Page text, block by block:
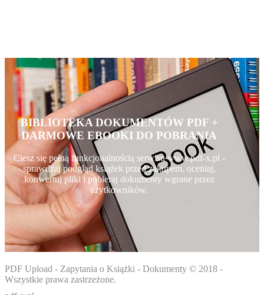
BIBLIOTEKA DOKUMENTÓW PDF +
DARMOWE EBOOKI DO POBRANIA
Ciesz się pełną funkcjonalnością serwisu www.pdf-x.pl -
sprawdzaj podgląd książek przed zakupem, oceniaj,
konwertuj pliki i pobieraj dokumenty wgrane przez
użytkowników.
PDF Upload - Zapytania o Książki - Dokumenty © 2018 -
Wszystkie prawa zastrzeżone.